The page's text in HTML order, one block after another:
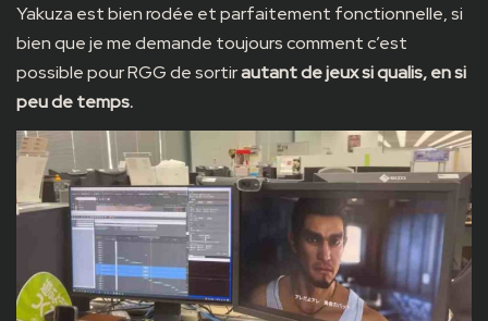
Yakuza est bien rodée et parfaitement fonctionnelle, si
bien que je me demande toujours comment c’est
possible pour RGG de sortirautant de jeux si qualis, en si
peu de temps.